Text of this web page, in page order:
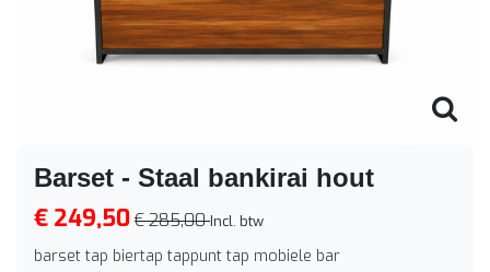
Barset - Staal bankirai hout
€ 249,50€ 285,00Incl. btw
barset tap biertap tappunt tap mobiele bar